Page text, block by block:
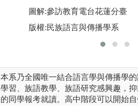
圖解:參訪教育電台花蓮分臺
版權:民族語言與傳播學系
本系乃全國唯一結合語言學與傳播學
學習、族語教學、族語研究感興趣，
的同學報考就讀。高中階段可以開始